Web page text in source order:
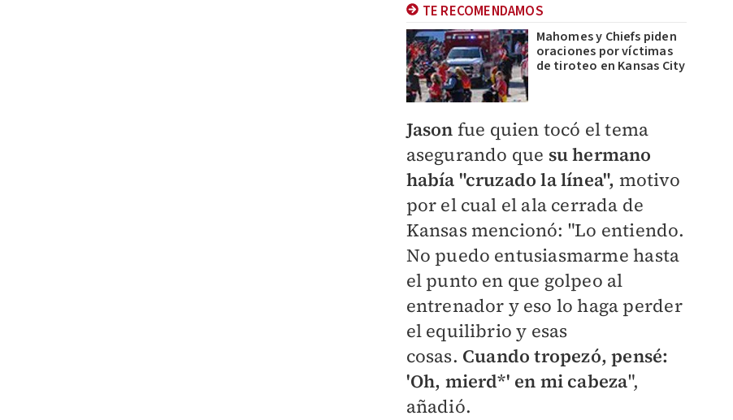
TE RECOMENDAMOS
Mahomes y Chiefs piden
oraciones por víctimas
de tiroteo en Kansas City
Jason fue quien tocó el tema
asegurando que su hermano
había "cruzado la línea", motivo
por el cual el ala cerrada de
Kansas mencionó: "Lo entiendo.
No puedo entusiasmarme hasta
el punto en que golpeo al
entrenador y eso lo haga perder
el equilibrio y esas
cosas. Cuando tropezó, pensé:
'Oh, mierd*' en mi cabeza",
añadió.